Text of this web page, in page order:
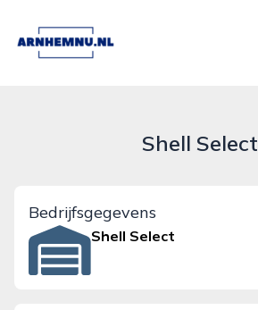
arnhemnu.nl
Shell Select
Bedrijfsgegevens
Shell Select